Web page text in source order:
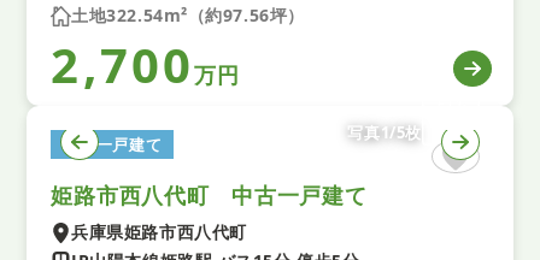
土地322.54m²（約97.56坪）
2,700万円
中古一戸建て
写真1/5枚
姫路市西八代町 中古一戸建て
兵庫県姫路市西八代町